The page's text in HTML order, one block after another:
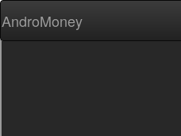
AndroMoney